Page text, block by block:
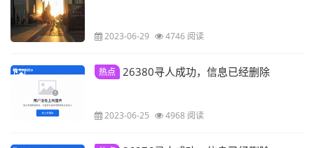
2023-06-29 4746 阅读
热点 26380寻人成功，信息已经删除
2023-06-25 4968 阅读